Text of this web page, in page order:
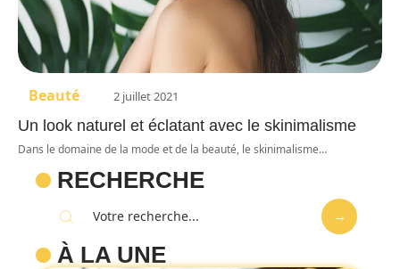
Beauté 2 juillet 2021
Un look naturel et éclatant avec le skinimalisme
Dans le domaine de la mode et de la beauté, le skinimalisme…
RECHERCHE
À LA UNE